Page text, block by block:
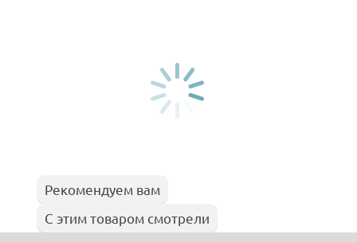
Рекомендуем вам
С этим товаром смотрели